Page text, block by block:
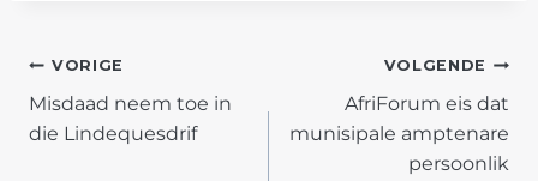
POST
NAVIGATION
VORIGE
Misdaad neem toe in
die Lindequesdrif
VOLGENDE
AfriForum eis dat
munisipale amptenare
persoonlik